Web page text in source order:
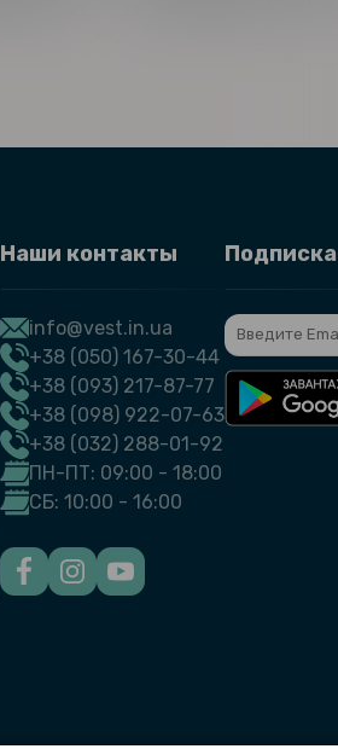
Наши контакты
info@vest.in.ua
+38 (050) 167-30-44
+38 (093) 217-87-77
+38 (098) 922-07-63
+38 (032) 288-01-92
ПН-ПТ: 09:00 - 18:00
СБ: 10:00 - 16:00
Подписка